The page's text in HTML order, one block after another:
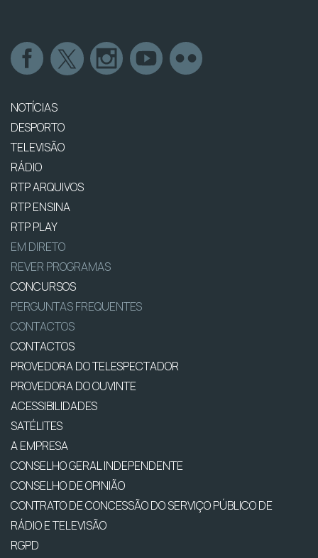
NOTÍCIAS
DESPORTO
TELEVISÃO
RÁDIO
RTP ARQUIVOS
RTP ENSINA
RTP PLAY
EM DIRETO
REVER PROGRAMAS
CONCURSOS
PERGUNTAS FREQUENTES
CONTACTOS
CONTACTOS
PROVEDORA DO TELESPECTADOR
PROVEDORA DO OUVINTE
ACESSIBILIDADES
SATÉLITES
A EMPRESA
CONSELHO GERAL INDEPENDENTE
CONSELHO DE OPINIÃO
CONTRATO DE CONCESSÃO DO SERVIÇO PÚBLICO DE
RÁDIO E TELEVISÃO
RGPD